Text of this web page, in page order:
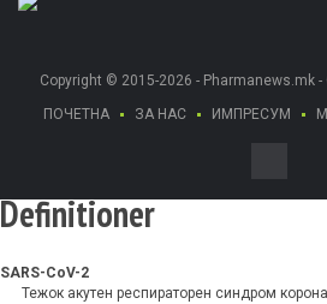
Copyright © 2015-2026 - Pharmanews.mk -
ПОЧЕТНА
ЗА НАС ИМПРЕСУМ
Definitioner
SARS-CoV-2
Тежок акутен респираторен синдром